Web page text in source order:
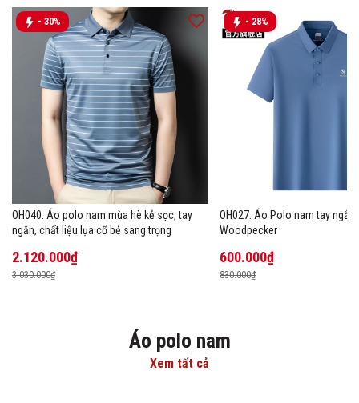
- 30%
OH040: Áo polo nam mùa hè kẻ sọc, tay
ngắn, chất liệu lụa cổ bẻ sang trọng
2.120.000₫
3.030.000₫
- 28%
OH027: Áo Polo nam tay ngắn
Woodpecker
600.000₫
830.000₫
Áo polo nam
Xem tất cả